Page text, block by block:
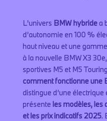
L’univers BMW hybridea
d’autonomie en 100 %
haut niveau et une
à la nouvelle BMW X3
sportives M5 et M5
comment fonctionne une
distingue d’une électrique
présente les modèles, les
et les prix indicatifs 2025.